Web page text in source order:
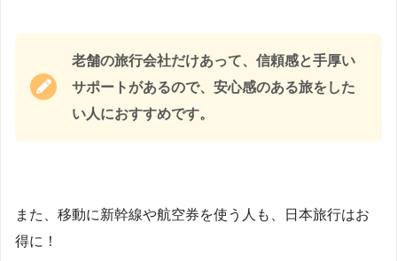
老舗の旅行会社だけあって、信頼感と手厚い
サポートがあるので、安心感のある旅をした
い人におすすめです。
また、移動に新幹線や航空券を使う人も、日本旅行はお
得に！